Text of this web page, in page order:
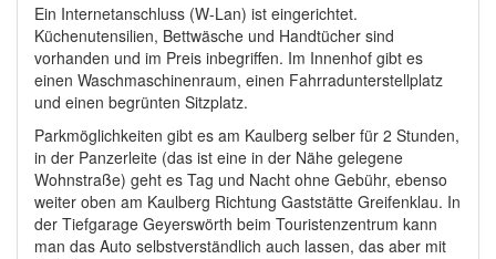
Ein Internetanschluss (W-Lan) ist eingerichtet.
Küchenutensilien, Bettwäsche und Handtücher sind
vorhanden und im Preis inbegriffen. Im Innenhof gibt es
einen Waschmaschinenraum, einen Fahrradunterstellplatz
und einen begrünten Sitzplatz.
Parkmöglichkeiten gibt es am Kaulberg selber für 2 Stunden,
in der Panzerleite (das ist eine in der Nähe gelegene
Wohnstraße) geht es Tag und Nacht ohne Gebühr, ebenso
weiter oben am Kaulberg Richtung Gaststätte Greifenklau. In
der Tiefgarage Geyerswörth beim Touristenzentrum kann
man das Auto selbstverständlich auch lassen, das aber mit